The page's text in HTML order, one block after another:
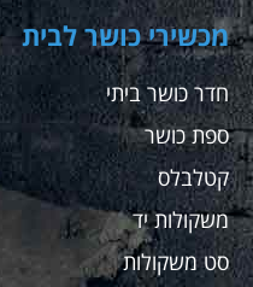
מכשירי כושר לבית
חדר כושר ביתי
ספת כושר
קטלבלס
משקולות יד
סט משקולות